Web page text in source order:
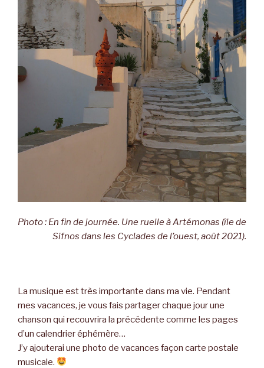
Photo : En fin de journée. Une ruelle à Artémonas (île de
Sifnos dans les Cyclades de l’ouest, août 2021).
La musique est très importante dans ma vie. Pendant
mes vacances, je vous fais partager chaque jour une
chanson qui recouvrira la précédente comme les pages
d’un calendrier éphémère…
J’y ajouterai une photo de vacances façon carte postale
musicale.